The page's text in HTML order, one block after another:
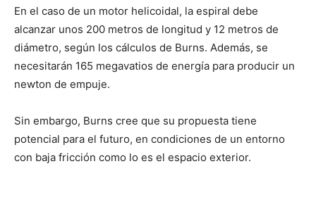
En el caso de un motor helicoidal, la espiral debe
alcanzar unos 200 metros de longitud y 12 metros de
diámetro, según los cálculos de Burns. Además, se
necesitarán 165 megavatios de energía para producir un
newton de empuje.
Sin embargo, Burns cree que su propuesta tiene
potencial para el futuro, en condiciones de un entorno
con baja fricción como lo es el espacio exterior.